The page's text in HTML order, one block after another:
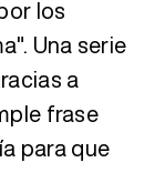
los
Una serie
a
frase
para que